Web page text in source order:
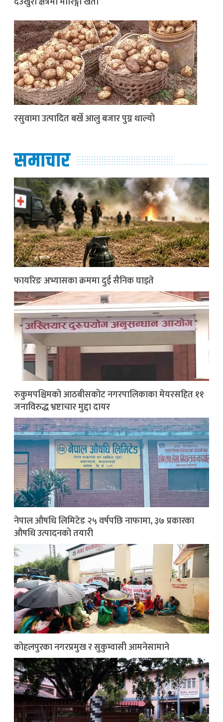
रसुवामा उत्पादित बर्खे आलु बजार पुग्न थाल्यो
समाचार
फायरिङ अभ्यासका क्रममा दुई सैनिक घाइते
रुकुमपश्चिमको आठबीसकोट नगरपालिकाका मेयरसहित ११
जनाविरुद्ध भ्रष्टाचार मुद्दा दायर
नेपाल औषधि लिमिटेड २५ वर्षपछि नाफामा, ३७ प्रकारका
औषधि उत्पादनको तयारी
कोहलपुरका नगरप्रमुख र सुकुम्वासी आमनेसामाने